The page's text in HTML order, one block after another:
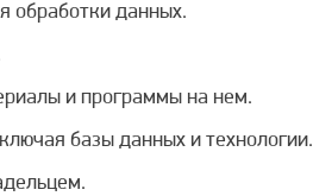
обработки данных.
и программы на нем.
базы данных и технологии.